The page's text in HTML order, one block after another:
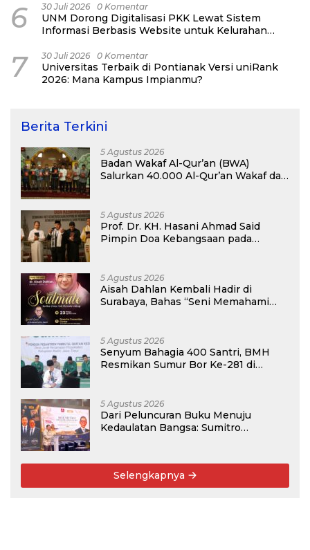
6 30 Juli 2026 0 Komentar
UNM Dorong Digitalisasi PKK Lewat Sistem
Informasi Berbasis Website untuk Kelurahan
7 30 Juli 2026 0 Komentar
Universitas Terbaik di Pontianak Versi uniRank
2026: Mana Kampus Impianmu?
Berita Terkini
5 Agustus 2026
Badan Wakaf Al-Qur’an (BWA)
Salurkan 40.000 Al-Qur’an Wakaf dan
5 Agustus 2026
Prof. Dr. KH. Hasani Ahmad Said
Pimpin Doa Kebangsaan pada
Pemasyarakatan RI
5 Agustus 2026
Aisah Dahlan Kembali Hadir di
Surabaya, Bahas “Seni Memahami
5 Agustus 2026
Senyum Bahagia 400 Santri, BMH
Resmikan Sumur Bor Ke-281 di
5 Agustus 2026
Dari Peluncuran Buku Menuju
Kedaulatan Bangsa: Sumitro
Emas 2045
Selengkapnya